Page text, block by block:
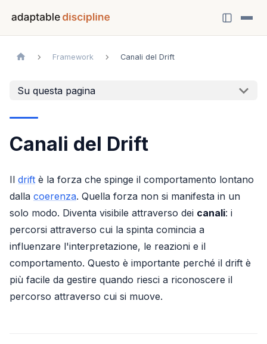
Framework Canali del Drift
Su questa pagina
Canali del Drift
Il drift è la forza che spinge il comportamento lontano
dalla coerenza. Quella forza non si manifesta in un
solo modo. Diventa visibile attraverso dei canali: i
percorsi attraverso cui la spinta comincia a
influenzare l'interpretazione, le reazioni e il
comportamento. Questo è importante perché il drift è
più facile da gestire quando riesci a riconoscere il
percorso attraverso cui si muove.